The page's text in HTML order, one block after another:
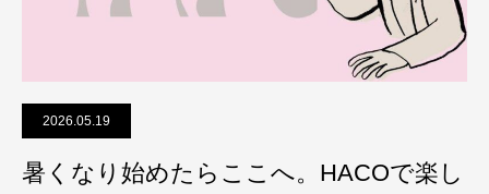
2026.05.19
暑くなり始めたらここへ。HACOで楽し